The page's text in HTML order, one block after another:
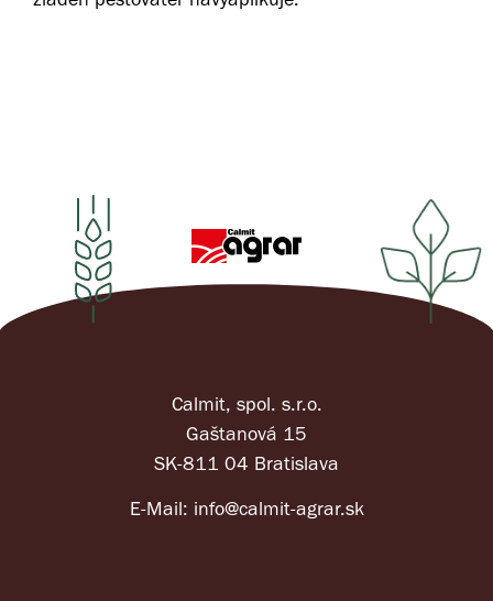
Calmit, spol. s.r.o.
Gaštanová 15
SK-811 04 Bratislava
E-Mail: info@calmit-agrar.sk